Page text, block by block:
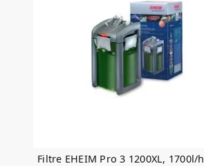
Filtre EHEIM Pro 3 1200XL, 1700l/h